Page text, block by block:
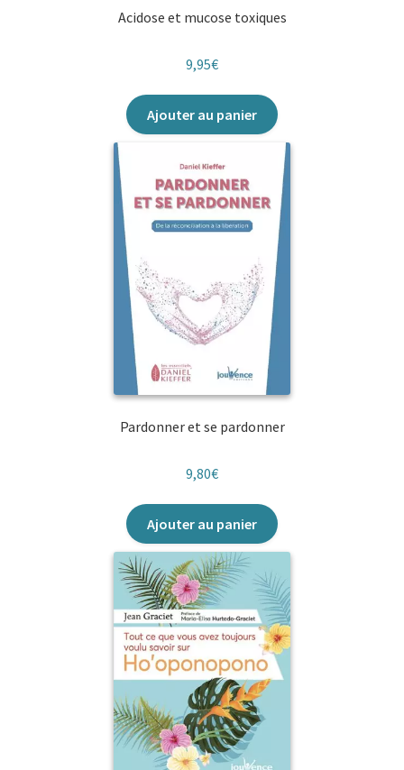
Acidose et mucose toxiques
9,95€
Ajouter au panier
Pardonner et se pardonner
9,80€
Ajouter au panier